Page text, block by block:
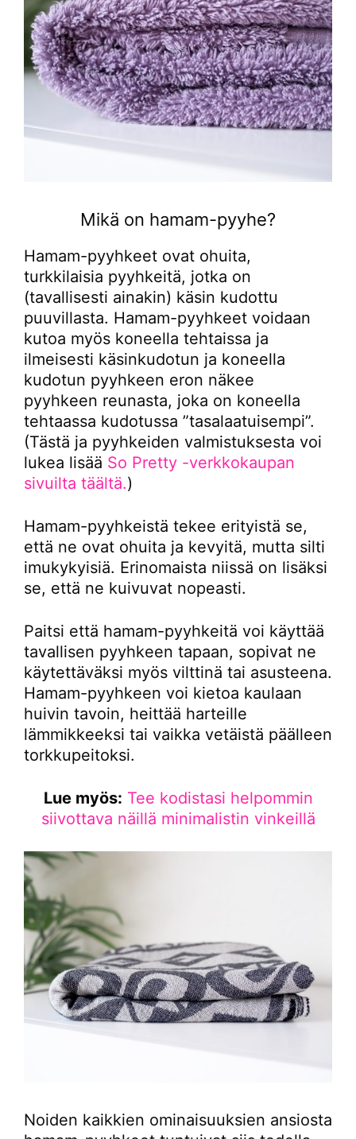
Mikä on hamam-pyyhe?
Hamam-pyyhkeet ovat ohuita,
turkkilaisia pyyhkeitä, jotka on
(tavallisesti ainakin) käsin kudottu
puuvillasta. Hamam-pyyhkeet voidaan
kutoa myös koneella tehtaissa ja
ilmeisesti käsinkudotun ja koneella
kudotun pyyhkeen eron näkee
pyyhkeen reunasta, joka on koneella
tehtaassa kudotussa ”tasalaatuisempi”.
(Tästä ja pyyhkeiden valmistuksesta voi
lukea lisää So Pretty -verkkokaupan
sivuilta täältä.)
Hamam-pyyhkeistä tekee erityistä se,
että ne ovat ohuita ja kevyitä, mutta silti
imukykyisiä. Erinomaista niissä on lisäksi
se, että ne kuivuvat nopeasti.
Paitsi että hamam-pyyhkeitä voi käyttää
tavallisen pyyhkeen tapaan, sopivat ne
käytettäväksi myös vilttinä tai asusteena.
Hamam-pyyhkeen voi kietoa kaulaan
huivin tavoin, heittää harteille
lämmikkeeksi tai vaikka vetäistä päälleen
torkkupeitoksi.
Lue myös: Tee kodistasi helpommin
siivottava näillä minimalistin vinkeillä
Noiden kaikkien ominaisuuksien ansiosta